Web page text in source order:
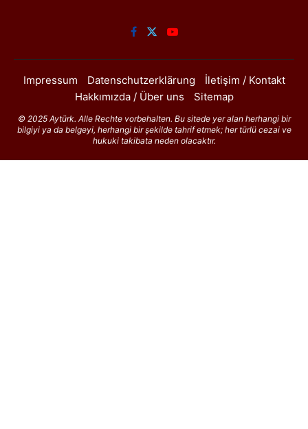
Impressum Datenschutzerklärung
İletişim / Kontakt
Hakkımızda / Über uns
Sitemap
© 2025 Aytürk. Alle Rechte vorbehalten. Bu sitede yer alan herhangi bir
bilgiyi ya da belgeyi, herhangi bir şekilde tahrif etmek; her türlü cezai ve
hukuki takibata neden olacaktır.